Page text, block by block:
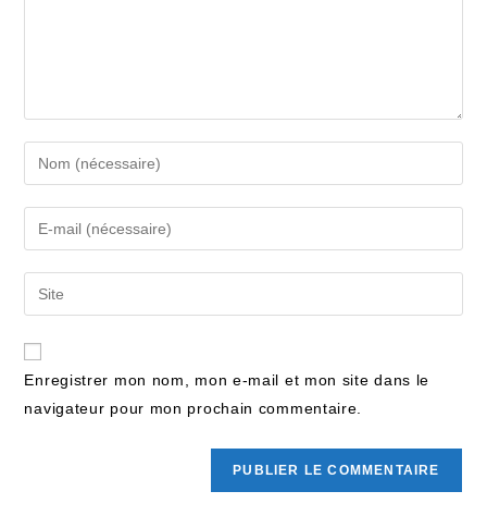
Enregistrer mon nom, mon e-mail et mon site dans le
navigateur pour mon prochain commentaire.